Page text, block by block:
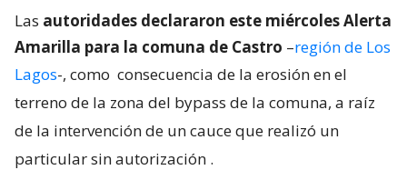
Las autoridades declararon este miércoles Alerta
Amarilla para la comuna de Castro –región de Los
Lagos-, como consecuencia de la erosión en el
terreno de la zona del bypass de la comuna, a raíz
de la intervención de un cauce que realizó un
particular sin autorización .